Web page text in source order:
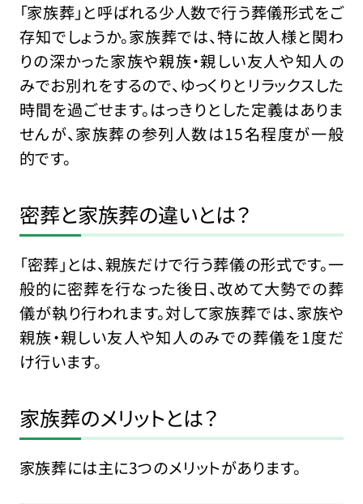
「家族葬」と呼ばれる少人数で行う葬儀形式をご
存知でしょうか。家族葬では、特に故人様と関わ
りの深かった家族や親族・親しい友人や知人の
みでお別れをするので、ゆっくりとリラックスした
時間を過ごせます。はっきりとした定義はありま
せんが、家族葬の参列人数は15名程度が一般
的です。
密葬と家族葬の違いとは？
「密葬」とは、親族だけで行う葬儀の形式です。一
般的に密葬を行なった後日、改めて大勢での葬
儀が執り行われます。対して家族葬では、家族や
親族・親しい友人や知人のみでの葬儀を1度だ
け行います。
家族葬のメリットとは？
家族葬には主に3つのメリットがあります。